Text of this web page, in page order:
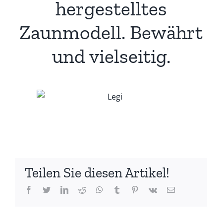
hergestelltes
Zaunmodell. Bewährt
und vielseitig.
Teilen Sie diesen Artikel!
Facebook
TwitterLinkedIn
Reddit Whatsapp
Tumblr Pinterest
Vk Email